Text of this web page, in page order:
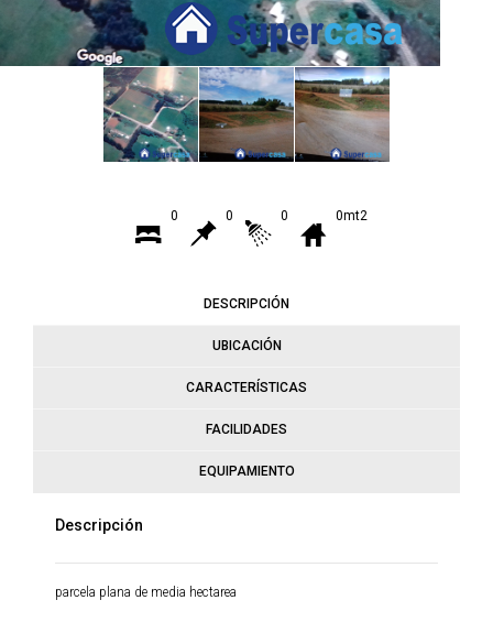
0 0 0 0mt2
DESCRIPCIÓN
UBICACIÓN
CARACTERÍSTICAS
FACILIDADES
EQUIPAMIENTO
Descripción
parcela plana de media hectarea